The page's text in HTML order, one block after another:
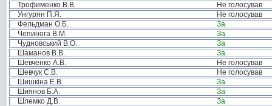
Трофименко В.В.
Не голосував
Унгурян П.Я.
Не голосував
Фельдман О.Б.
За
Чепинога В.М.
За
Чудновський В.О.
За
Шаманов В.В.
За
Шевченко А.В.
Не голосував
Шевчук С.В.
Не голосував
Шишкіна Е.В.
За
Шиянов Б.А.
За
Шлемко Д.В.
За